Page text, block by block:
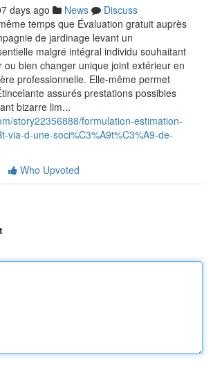
days ago News
Discuss
temps que Évaluation gratuit auprès
de jardinage levant un
malgré intégral individu souhaitant
ou bien changer unique joint extérieur en
professionnelle. Elle-même permet
assurés prestations possibles
bizarre lim...
story22356888/formulation-estimation-
via-d-une-soci%C3%A9t%C3%A9-de-
Who Upvoted